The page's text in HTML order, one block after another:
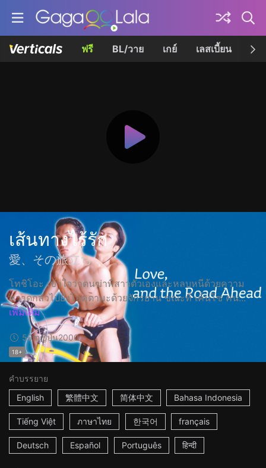
ฟรี BL/วาย เกย์ เลสเบี้ยน เค
เส้นทางไร้รัก
愛、その旅立ち
โทชิโอะ เข้าใจว่าตนฆ่าพี่สาวตัวเองและหลบหนีด้วยความ
หวาดกลัวไปยังโอคุตามะด้วยจักรยาน ขณะที่ เค็นโซ คน...
เพิ่มเติม
59mญี่ปุ่น2000
18+
คำบรรยาย
English
繁體中文 简体中文 Bahasa Indonesia
Tiếng Việt ภาษาไทย 한국어 français
Deutsch Español Português हिन्दी